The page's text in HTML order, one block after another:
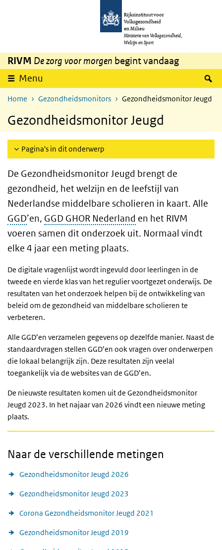
Overslaan en naar de inhoud gaan
Rijksinstituut voor
Volksgezondheid
en Milieu
Ministerie van Volksgezondheid,
Welzijn en Sport
RIVM De zorg voor morgen begint vandaag
Menu
Home Gezondheidsmonitors Gezondheidsmonitor Jeugd
Gezondheidsmonitor Jeugd
Pagina's in dit onderwerp
De Gezondheidsmonitor Jeugd brengt de
gezondheid, het welzijn en de leefstijl van
Nederlandse middelbare scholieren in kaart. Alle
GGD’en, GGD GHOR Nederland en het RIVM
voeren samen dit onderzoek uit. Normaal vindt
elke 4 jaar een meting plaats.
De digitale vragenlijst wordt ingevuld door leerlingen in de
tweede en vierde klas van het regulier voortgezet onderwijs. De
resultaten van het onderzoek helpen bij de ontwikkeling van
beleid om de gezondheid van middelbare scholieren te
verbeteren.
Alle GGD’en verzamelen gegevens op dezelfde manier. Naast de
standaardvragen stellen GGD’en ook vragen over onderwerpen
die lokaal belangrijk zijn. Deze resultaten zijn veelal
toegankelijk via de websites van de GGD’en.
De nieuwste resultaten komen uit de Gezondheidsmonitor
Jeugd 2023. In het najaar van 2026 vindt een nieuwe meting
plaats.
Naar de verschillende metingen
Gezondheidsmonitor Jeugd 2026
Gezondheidsmonitor Jeugd 2023
Corona Gezondheidsmonitor Jeugd 2021
Gezondheidsmonitor Jeugd 2019